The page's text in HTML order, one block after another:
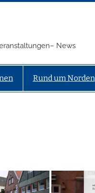
News
Rund um Norden